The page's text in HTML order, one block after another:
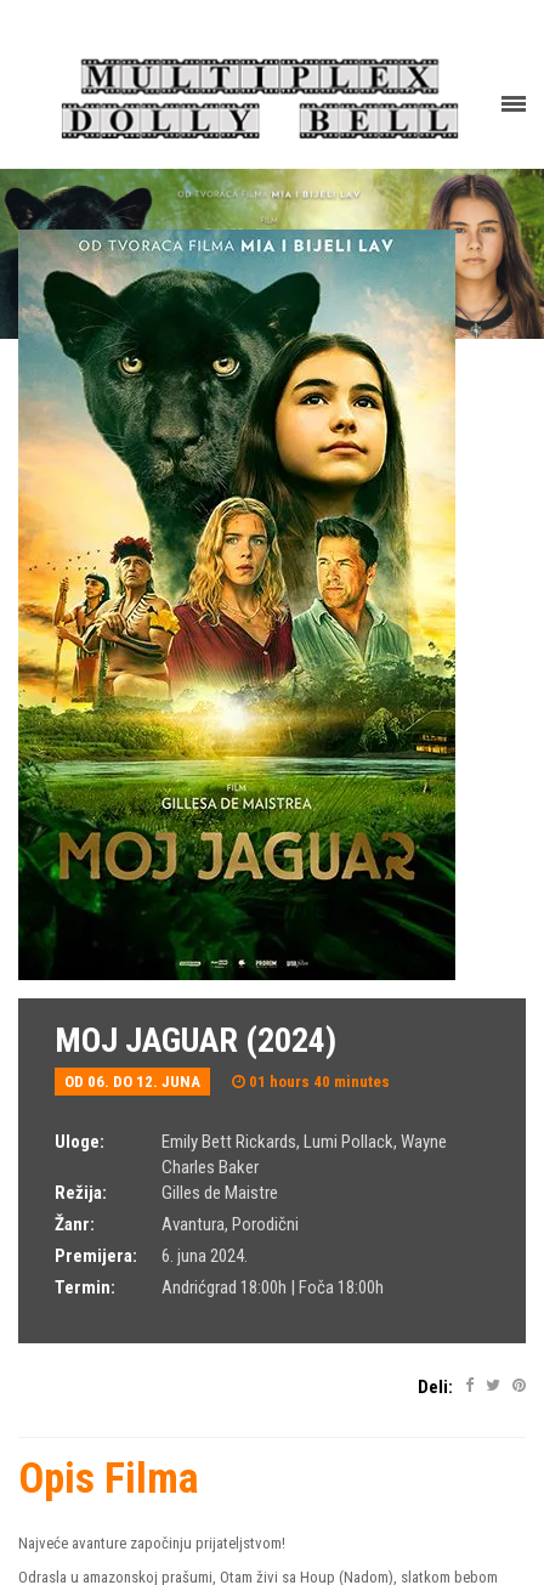
MOJ JAGUAR (2024)
OD 06. DO 12. JUNA 01 hours 40 minutes
Uloge: Emily Bett Rickards, Lumi Pollack, Wayne
Charles Baker
Režija:
Gilles de Maistre
Žanr:
Avantura, Porodični
Premijera:
6. juna 2024.
Termin:
Andrićgrad 18:00h | Foča 18:00h
Deli:
Opis Filma
Najveće avanture započinju prijateljstvom!
Odrasla u amazonskoj prašumi, Otam živi sa Houp (Nadom), slatkom bebom